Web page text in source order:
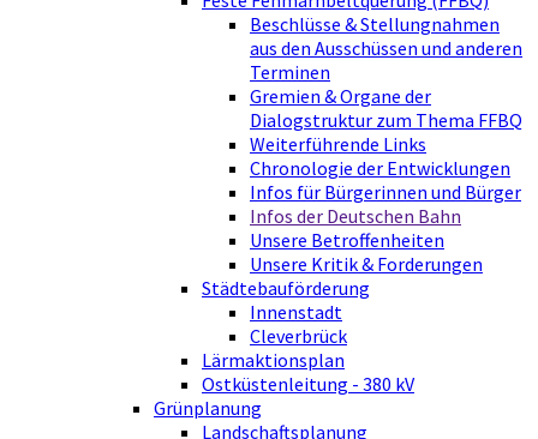
Beschlüsse & Stellungnahmen
aus den Ausschüssen und anderen
Terminen
Gremien & Organe der
Dialogstruktur zum Thema FFBQ
Weiterführende Links
Chronologie der Entwicklungen
Infos für Bürgerinnen und Bürger
Infos der Deutschen Bahn
Unsere Betroffenheiten
Unsere Kritik & Forderungen
Städtebauförderung
Innenstadt
Cleverbrück
Lärmaktionsplan
Ostküstenleitung - 380 kV
Grünplanung
Landschaftsplanung